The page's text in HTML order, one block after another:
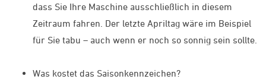
dass Sie Ihre Maschine ausschließlich in diesem
Zeitraum fahren. Der letzte Apriltag wäre im Beispiel
für Sie tabu – auch wenn er noch so sonnig sein sollte.
Was kostet das Saisonkennzeichen?